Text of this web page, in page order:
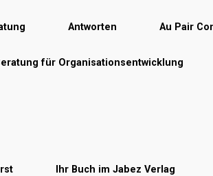
Antworten Au Pair
für Organisationsentwicklung
Ihr Buch im Jabez Verlag